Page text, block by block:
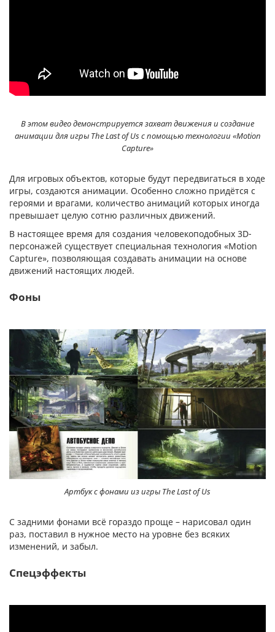
В этом видео демонстрируется захват движения и создание
анимации для игры The Last of Us с помощью технологии «Motion
Capture»
Для игровых объектов, которые будут передвигаться в ходе
игры, создаются анимации. Особенно сложно придётся с
героями и врагами, количество анимаций которых иногда
превышает целую сотню различных движений.
В настоящее время для создания человекоподобных 3D-
персонажей существует специальная технология «Motion
Capture», позволяющая создавать анимации на основе
движений настоящих людей.
Фоны
Артбук с фонами из игры The Last of Us
С задними фонами всё гораздо проще – нарисовал один
раз, поставил в нужное место на уровне без всяких
изменений, и забыл.
Спецэффекты